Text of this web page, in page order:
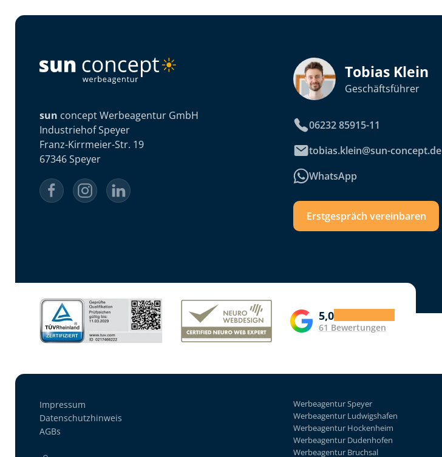
sun concept Werbeagentur GmbH
Industriehof Speyer
Franz-Kirrmeier-Str. 19
67346 Speyer
Tobias Klein
Geschäftsführer
06232 85915-11
tobias.klein@sun-concept.de
WhatsApp
Erstgespräch vereinbaren
5,0
61 Bewertungen
Impressum
Datenschutzhinweis
AGBs
Werbeagentur Speyer
Werbeagentur Ludwigshafen
Werbeagentur Hockenheim
Werbeagentur Dudenhofen
Werbeagentur Bruchsal